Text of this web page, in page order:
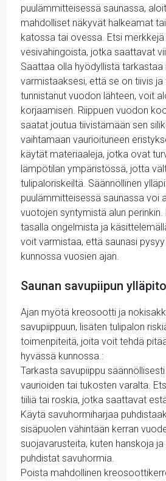
puulämmitteisessä saunassa,
mahdolliset näkyvät halkeamat
katossa tai ovessa. Etsi
vesivahingoista, jotka saattavat
Saattaa olla hyödyllistä
varmistaaksesi, että se on tiivis ja
tunnistanut vuodon lähteen, voit
korjaamisen. Riippuen vuodon
saatat joutua tiivistämään sen
vaihtamaan vaurioituneen
käytät materiaaleja, jotka ovat
lämpötilan ympäristössä, jotta
tulipaloriskeiltä. Säännöllinen
puulämmitteisessä saunassa voi
vuotojen syntymistä alun perinkin.
tasalla ongelmista ja
voit varmistaa, että saunasi
kunnossa vuosien ajan.
Saunan savupiipun
Ajan myötä kreosootti ja
savupiippuun, lisäten tulipalon
toimenpiteitä, joita voit tehdä
hyvässä kunnossa.:
Tarkasta savupiippu
vaurioiden tai tukosten varalta.
tiiliä tai roskia, jotka saattavat
Käytä savuhormiharjaa
sisäpuolen vähintään kerran
suojavarusteita, kuten hanskoja ja
puhdistat savuhormia.
Poista mahdollinen